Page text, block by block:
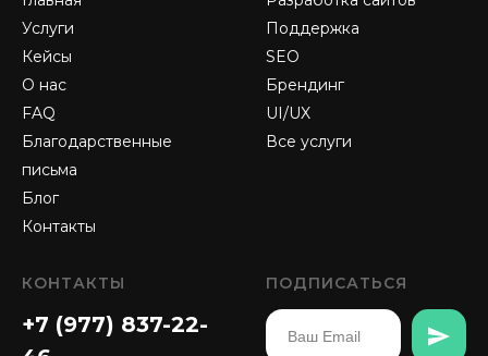
Услуги
Кейсы
О нас
FAQ
Благодарственные
письма
Блог
Контакты
Поддержка
SEO
Брендинг
UI/UX
Все услуги
КОНТАКТЫ
+7 (977) 837-22-
ПОДПИСАТЬСЯ